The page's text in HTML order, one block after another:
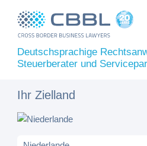
Deutschsprachige
Steuerberater und
Ihr Zielland